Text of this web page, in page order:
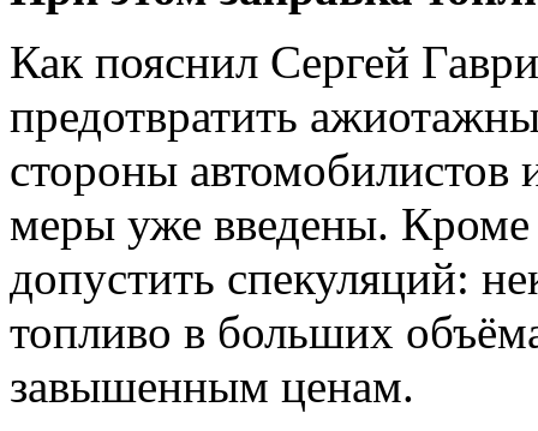
Как пояснил Сергей
предотвратить
стороны автомобилистов
меры уже введены. Кроме
допустить спекуляций:
топливо в больших
завышенным ценам.